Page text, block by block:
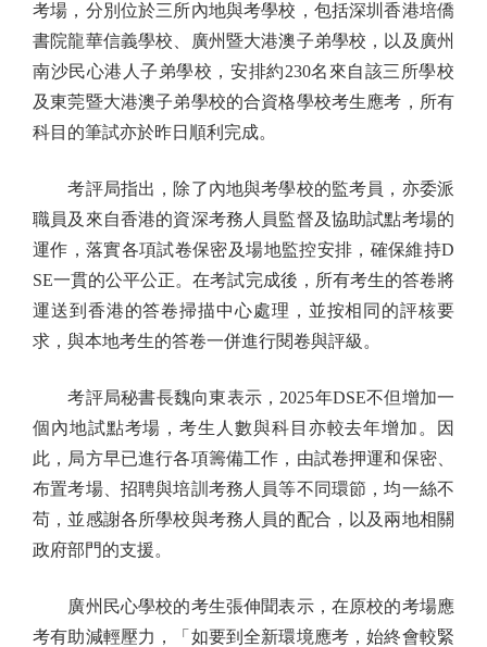
考場，分別位於三所內地與考學校，包括深圳香港培僑
書院龍華信義學校、廣州暨大港澳子弟學校，以及廣州
南沙民心港人子弟學校，安排約230名來自該三所學校
及東莞暨大港澳子弟學校的合資格學校考生應考，所有
科目的筆試亦於昨日順利完成。
考評局指出，除了內地與考學校的監考員，亦委派
職員及來自香港的資深考務人員監督及協助試點考場的
運作，落實各項試卷保密及場地監控安排，確保維持D
SE一貫的公平公正。在考試完成後，所有考生的答卷將
運送到香港的答卷掃描中心處理，並按相同的評核要
求，與本地考生的答卷一併進行閱卷與評級。
考評局秘書長魏向東表示，2025年DSE不但增加一
個內地試點考場，考生人數與科目亦較去年增加。因
此，局方早已進行各項籌備工作，由試卷押運和保密、
布置考場、招聘與培訓考務人員等不同環節，均一絲不
苟，並感謝各所學校與考務人員的配合，以及兩地相關
政府部門的支援。
廣州民心學校的考生張伸聞表示，在原校的考場應
考有助減輕壓力，「如要到全新環境應考，始終會較緊